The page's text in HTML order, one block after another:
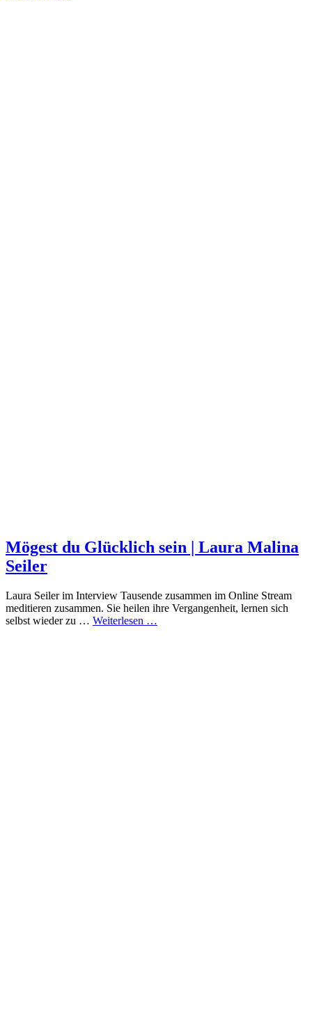
Mögest du Glücklich sein | Laura Malina
Seiler
Laura Seiler im Interview Tausende zusammen im Online Stream
meditieren zusammen. Sie heilen ihre Vergangenheit, lernen sich
selbst wieder zu … Weiterlesen …